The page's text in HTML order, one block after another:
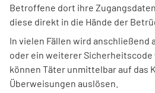
Betroffene dort ihre
diese direkt in die Hände der
In vielen Fällen wird anschließend
oder ein weiterer Sicherheitscode
können Täter unmittelbar auf das
Überweisungen auslösen.